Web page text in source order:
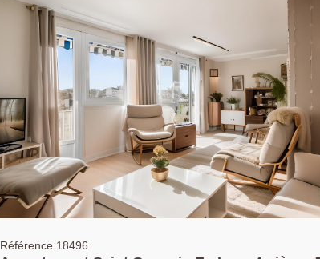
Référence 18496